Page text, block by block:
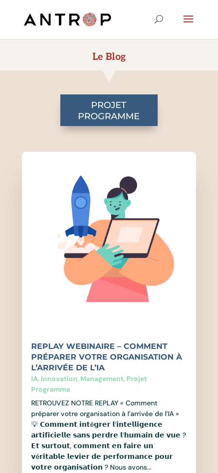
Le Blog
PROJET
PROGRAMME
REPLAY WEBINAIRE – COMMENT
PRÉPARER VOTRE ORGANISATION À
L’ARRIVÉE DE L’IA
IA, Innovation, Management, Projet
Programme
RETROUVEZ NOTRE REPLAY « Comment
préparer votre organisation à l’arrivée de l’IA »
💡 𝗖𝗼𝗺𝗺𝗲𝗻𝘁 𝗶𝗻𝘁é𝗴𝗿𝗲𝗿 𝗹’𝗶𝗻𝘁𝗲𝗹𝗹𝗶𝗴𝗲𝗻𝗰𝗲
𝗮𝗿𝘁𝗶𝗳𝗶𝗰𝗶𝗲𝗹𝗹𝗲 𝘀𝗮𝗻𝘀 𝗽𝗲𝗿𝗱𝗿𝗲 𝗹’𝗵𝘂𝗺𝗮𝗶𝗻 𝗱𝗲 𝘃𝘂𝗲 ?
𝗘𝘁 𝘀𝘂𝗿𝘁𝗼𝘂𝘁, 𝗰𝗼𝗺𝗺𝗲𝗻𝘁 𝗲𝗻 𝗳𝗮𝗶𝗿𝗲 𝘂𝗻
𝘃é𝗿𝗶𝘁𝗮𝗯𝗹𝗲 𝗹𝗲𝘃𝗶𝗲𝗿 𝗱𝗲 𝗽𝗲𝗿𝗳𝗼𝗿𝗺𝗮𝗻𝗰𝗲 𝗽𝗼𝘂𝗿
𝘃𝗼𝘁𝗿𝗲 𝗼𝗿𝗴𝗮𝗻𝗶𝘀𝗮𝘁𝗶𝗼𝗻 ? Nous avons...